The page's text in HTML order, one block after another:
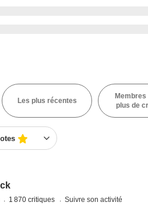
Les plus récentes
plus de
1 870 critiques Suivre son activité